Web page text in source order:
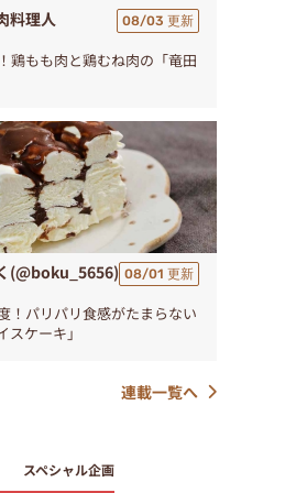
料理人 08/03 更新
鶏もも肉と鶏むね肉の「竜田
(@boku_5656) 08/01 更新
！パリパリ食感がたまらない
スケーキ」
連載一覧へ
スペシャル企画